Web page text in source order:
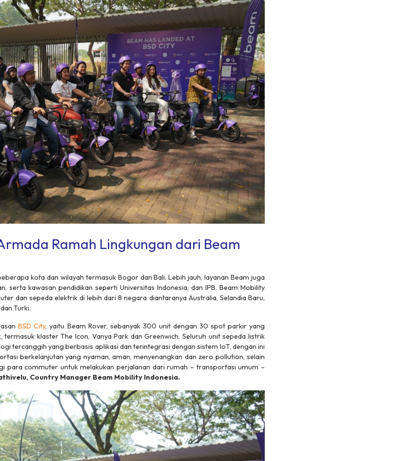
Ramah Lingkungan dari Beam
kota dan wilayah termasuk Bogor dan Bali. Lebih jauh, layanan Beam juga
serta kawasan pendidikan seperti Universitas Indonesia, dan IPB. Beam Mobility
dan sepeda elektrik di lebih dari 8 negara diantaranya Australia, Selandia Baru,
Turki.
BSD City, yaitu Beam Rover, sebanyak 300 unit dengan 30 spot parkir yang
klaster The Icon, Vanya Park dan Greenwich. Seluruh unit sepeda listrik
tercanggih yang berbasis aplikasi dan terintegrasi dengan sistem IoT, dengan ini
berkelanjutan yang nyaman, aman, menyenangkan dan zero pollution, selain
para commuter untuk melakukan perjalanan dari rumah – transportasi umum –
Country Manager Beam Mobility Indonesia.